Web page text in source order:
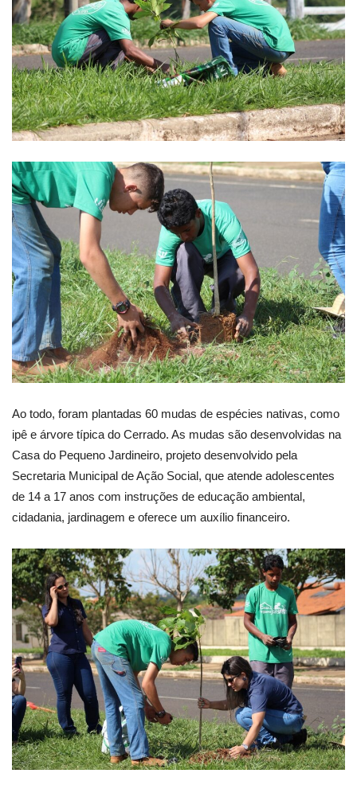
Ao todo, foram plantadas 60 mudas de espécies nativas, como
ipê e árvore típica do Cerrado. As mudas são desenvolvidas na
Casa do Pequeno Jardineiro, projeto desenvolvido pela
Secretaria Municipal de Ação Social, que atende adolescentes
de 14 a 17 anos com instruções de educação ambiental,
cidadania, jardinagem e oferece um auxílio financeiro.